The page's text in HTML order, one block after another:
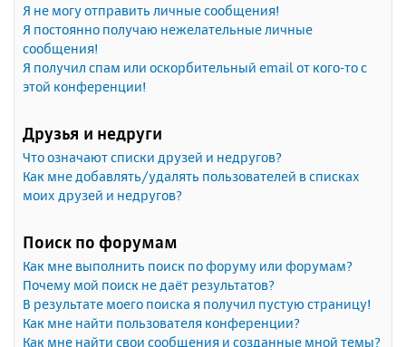
Я не могу отправить личные сообщения!
Я постоянно получаю нежелательные личные
сообщения!
Я получил спам или оскорбительный email от кого-то с
этой конференции!
Друзья и недруги
Что означают списки друзей и недругов?
Как мне добавлять/удалять пользователей в списках
моих друзей и недругов?
Поиск по форумам
Как мне выполнить поиск по форуму или форумам?
Почему мой поиск не даёт результатов?
В результате моего поиска я получил пустую страницу!
Как мне найти пользователя конференции?
Как мне найти свои сообщения и созданные мной темы?